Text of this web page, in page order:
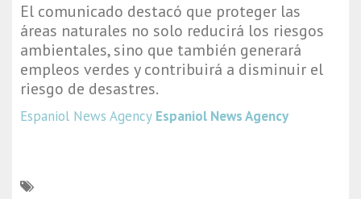
El comunicado destacó que proteger las
áreas naturales no solo reducirá los riesgos
ambientales, sino que también generará
empleos verdes y contribuirá a disminuir el
riesgo de desastres.
Espaniol News Agency Espaniol News Agency